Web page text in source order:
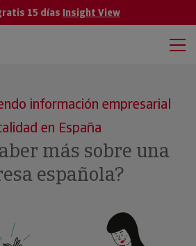
15 días Insight View
información empresarial
en España
más sobre una
española?